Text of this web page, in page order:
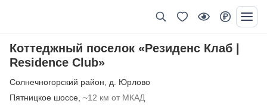
Коттеджный поселок «Резиденс Клаб |
Residence Club»
Солнечногорский район
д. Юрлово
Пятницкое шоссе, ~12 км от МКАД